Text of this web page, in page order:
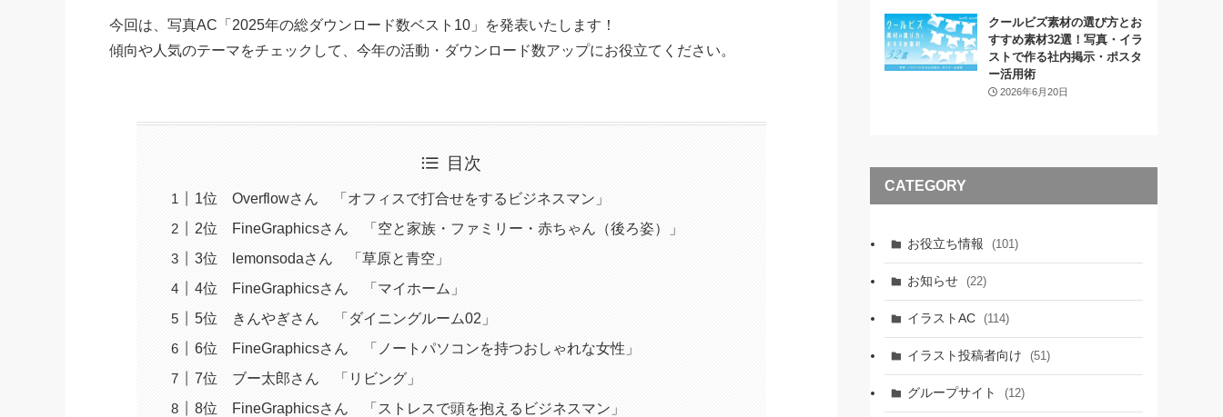
今回は、写真AC「2025年の総ダウンロード数ベスト10」を発表いたします！
傾向や人気のテーマをチェックして、今年の活動・ダウンロード数アップにお役立てください。
目次
1位 Overflowさん 「オフィスで打合せをするビジネスマン」
2位 FineGraphicsさん 「空と家族・ファミリー・赤ちゃん（後ろ姿）」
3位 lemonsodaさん 「草原と青空」
4位 FineGraphicsさん 「マイホーム」
5位 きんやぎさん 「ダイニングルーム02」
6位 FineGraphicsさん 「ノートパソコンを持つおしゃれな女性」
7位 ブー太郎さん 「リビング」
8位 FineGraphicsさん 「ストレスで頭を抱えるビジネスマン」
クールビズ素材の選び方とお
すすめ素材32選！写真・イラ
ストで作る社内掲示・ポスタ
ー活用術
2026年6月20日
CATEGORY
お役立ち情報 (101)
お知らせ (22)
イラストAC (114)
イラスト投稿者向け (51)
グループサイト (12)